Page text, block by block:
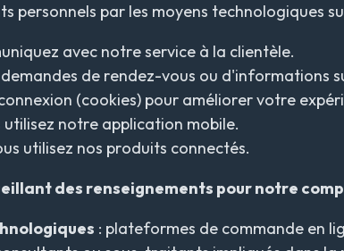
personnels par les moyens technologiques
avec notre service à la clientèle.
de rendez-vous ou d'informations
(cookies) pour améliorer votre
utilisez notre application mobile.
utilisez nos produits connectés.
des renseignements pour notre
: plateformes de commande en